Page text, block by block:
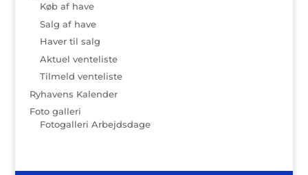
Køb af have
Salg af have
Haver til salg
Aktuel venteliste
Tilmeld venteliste
Ryhavens Kalender
Foto galleri
Fotogalleri Arbejdsdage